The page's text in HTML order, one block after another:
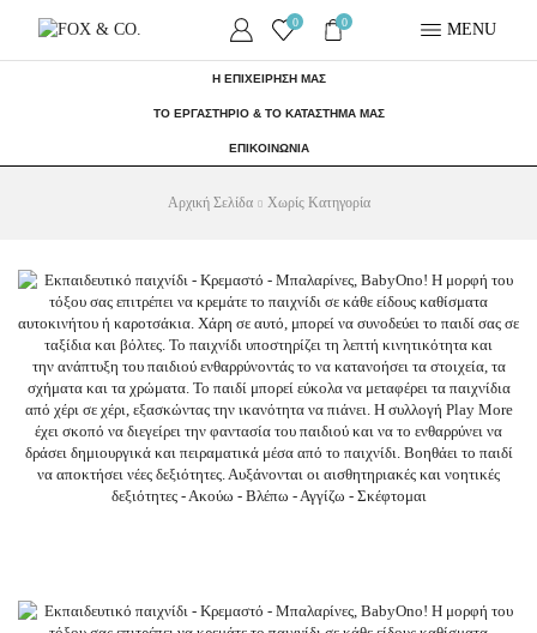
0 0 MENU
Η ΕΠΙΧΕΙΡΗΣΗ ΜΑΣ
ΤΟ ΕΡΓΑΣΤΗΡΙΟ & ΤΟ ΚΑΤΑΣΤΗΜΑ ΜΑΣ
ΕΠΙΚΟΙΝΩΝΙΑ
Αρχική Σελίδα Χωρίς Κατηγορία